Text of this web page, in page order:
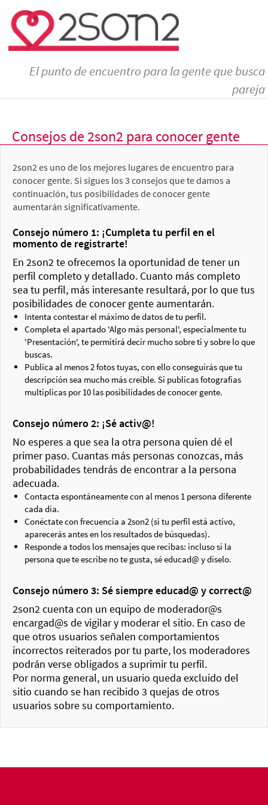
El punto de encuentro para la gente que busca
pareja
Consejos de 2son2 para conocer gente
2son2 es uno de los mejores lugares de encuentro para
conocer gente. Si sigues los 3 consejos que te damos a
continuación, tus posibilidades de conocer gente
aumentarán significativamente.
Consejo número 1: ¡Cumpleta tu perfil en el
momento de registrarte!
En 2son2 te ofrecemos la oportunidad de tener un
perfil completo y detallado. Cuanto más completo
sea tu perfil, más interesante resultará, por lo que tus
posibilidades de conocer gente aumentarán.
Intenta contestar el máximo de datos de tu perfil.
Completa el apartado 'Algo más personal', especialmente tu
'Presentación', te permitirá decir mucho sobre ti y sobre lo que
buscas.
Publica al menos 2 fotos tuyas, con ello conseguirás que tu
descripción sea mucho más creíble. Si publicas fotografías
multiplicas por 10 las posibilidades de conocer gente.
Consejo número 2: ¡Sé activ@!
No esperes a que sea la otra persona quien dé el
primer paso. Cuantas más personas conozcas, más
probabilidades tendrás de encontrar a la persona
adecuada.
Contacta espontáneamente con al menos 1 persona diferente
cada día.
Conéctate con frecuencia a 2son2 (si tu perfil está activo,
aparecerás antes en los resultados de búsquedas).
Responde a todos los mensajes que recibas: incluso si la
persona que te escribe no te gusta, sé educad@ y díselo.
Consejo número 3: Sé siempre educad@ y correct@
2son2 cuenta con un equipo de moderador@s
encargad@s de vigilar y moderar el sitio. En caso de
que otros usuarios señalen comportamientos
incorrectos reiterados por tu parte, los moderadores
podrán verse obligados a suprimir tu perfil.
Por norma general, un usuario queda excluido del
sitio cuando se han recibido 3 quejas de otros
usuarios sobre su comportamiento.